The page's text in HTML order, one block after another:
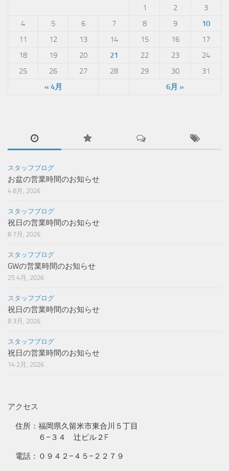
« 4月 6月 »
1 2
3
4
5 6 7 8 9
10
11
12 13 14 15 16
17
18
19 20 21 22 23
24
25
26 27 28 29 30 31
スタッフブログ
お盆の営業時間のお知らせ
4 8月, 2026
スタッフブログ
祝日の営業時間のお知らせ
8 7月, 2026
スタッフブログ
GWの営業時間のお知らせ
25 4月, 2026
スタッフブログ
祝日の営業時間のお知らせ
8 3月, 2026
スタッフブログ
祝日の営業時間のお知らせ
14 2月, 2026
アクセス
住所：福岡県久留米市東合川５丁目
６−３４ 辻ビル２F
電話：０９４２−４５−２２７９